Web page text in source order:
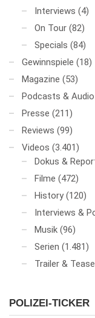
Interviews (4)
On Tour (82)
Specials (84)
Gewinnspiele (18)
Magazine (53)
Podcasts & Audio
Presse (211)
Reviews (99)
Videos (3.401)
Dokus &
Filme (472)
History (120)
Interviews &
Musik (96)
Serien (1.481)
Trailer &
POLIZEI-TICKER